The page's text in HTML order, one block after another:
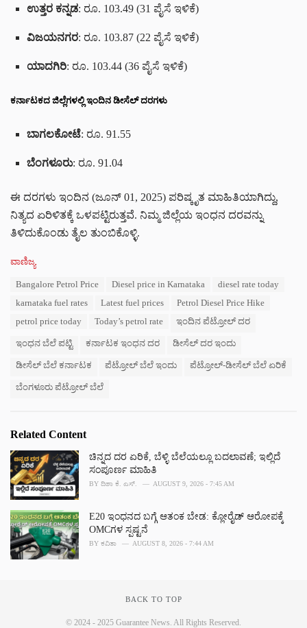
ಉತ್ತರ ಕನ್ನಡ: ರೂ. 103.49 (31 ಪೈಸೆ ಇಳಿಕೆ)
ವಿಜಯನಗರ: ರೂ. 103.87 (22 ಪೈಸೆ ಇಳಿಕೆ)
ಯಾದಗಿರಿ: ರೂ. 103.44 (36 ಪೈಸೆ ಇಳಿಕೆ)
ಕರ್ನಾಟಕದ ಜಿಲ್ಲೆಗಳಲ್ಲಿ ಇಂದಿನ ಡೀಸೆಲ್ ದರಗಳು
ಬಾಗಲಕೋಟೆ: ರೂ. 91.55
ಬೆಂಗಳೂರು: ರೂ. 91.04
ಈ ದರಗಳು ಇಂದಿನ (ಜೂನ್ 01, 2025) ಪರಿಷ್ಕೃತ ಮಾಹಿತಿಯಾಗಿದ್ದು,
ನಿತ್ಯದ ಏರಿಳಿತಕ್ಕೆ ಒಳಪಟ್ಟಿರುತ್ತವೆ. ನಿಮ್ಮ ಜಿಲ್ಲೆಯ ಇಂಧನ ದರವನ್ನು
ತಿಳಿದುಕೊಂಡು ತೈಲ ತುಂಬಿಕೊಳ್ಳಿ.
C
ವಾಣಿಜ್ಯ
Bangalore Petrol Price Diesel price in Karnataka
diesel rate today
karnataka fuel rates
Latest fuel prices
Petrol Diesel Price Hike
petrol price today
Today’s petrol rate ಇಂದಿನ ಪೆಟ್ರೋಲ್ ದರ
ಇಂಧನ ಬೆಲೆ ಪಟ್ಟಿ ಕರ್ನಾಟಕ ಇಂಧನ ದರ ಡೀಸೆಲ್ ದರ ಇಂದು
ಡೀಸೆಲ್ ಬೆಲೆ ಕರ್ನಾಟಕ ಪೆಟ್ರೋಲ್ ಬೆಲೆ ಇಂದು ಪೆಟ್ರೋಲ್-ಡೀಸೆಲ್ ಬೆಲೆ ಏರಿಕೆ
ಬೆಂಗಳೂರು ಪೆಟ್ರೋಲ್ ಬೆಲೆ
Related Content
ಚಿನ್ನದ ದರ ಏರಿಕೆ, ಬೆಳ್ಳಿ ಬೆಲೆಯಲ್ಲೂ ಬದಲಾವಣೆ; ಇಲ್ಲಿದೆ
ಸಂಪೂರ್ಣ ಮಾಹಿತಿ
BY ದಿಶಾ ಕೆ. ಎಸ್. AUGUST 9, 2026 - 7:45 AM
E20 ಇಂಧನದ ಬಗ್ಗೆ ಆತಂಕ ಬೇಡ: ಕ್ಲೋರೈಡ್ ಆರೋಪಕ್ಕೆ
OMCಗಳ ಸ್ಪಷ್ಟನೆ
BY ಕವಿತಾ AUGUST 8, 2026 - 7:44 AM
BACK TO TOP
© 2024 - 2025 Guarantee News. All Rights Reserved.